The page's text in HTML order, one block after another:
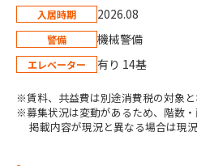
入居時期 2026.08
警備 機械警備
エレベーター 有り 14基
※賃料、共益費は別途消費税の対象と
※募集状況は変動があるため、階数
掲載内容が現況と異なる場合は現況